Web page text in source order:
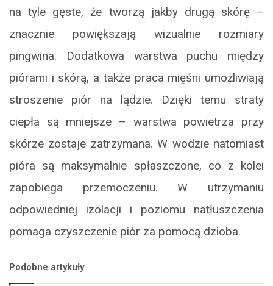
na tyle gęste, że tworzą jakby drugą skórę –
znacznie powiększają wizualnie rozmiary
pingwina. Dodatkowa warstwa puchu między
piórami i skórą, a także praca mięśni umożliwiają
stroszenie piór na lądzie. Dzięki temu straty
ciepła są mniejsze – warstwa powietrza przy
skórze zostaje zatrzymana. W wodzie natomiast
pióra są maksymalnie spłaszczone, co z kolei
zapobiega przemoczeniu. W utrzymaniu
odpowiedniej izolacji i poziomu natłuszczenia
pomaga czyszczenie piór za pomocą dzioba.
Podobne artykuły